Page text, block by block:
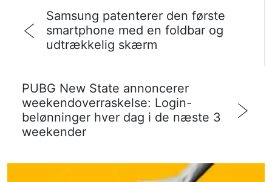
Samsung patenterer den første
smartphone med en foldbar og
udtrækkelig skærm
PUBG New State annoncerer
weekendoverraskelse: Login-
belønninger hver dag i de næste 3
weekender